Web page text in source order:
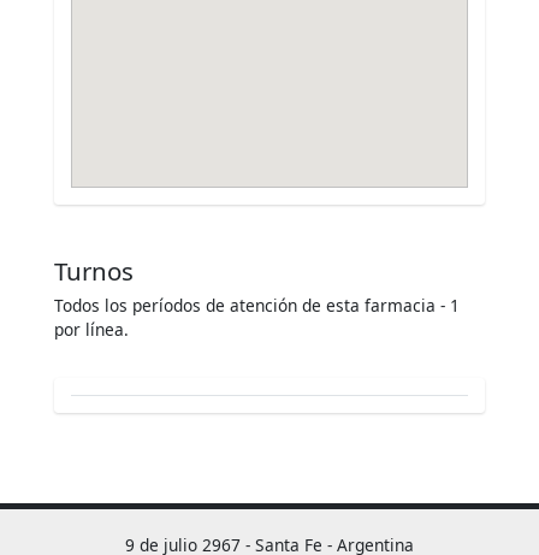
Turnos
Todos los períodos de atención de esta farmacia - 1
por línea.
9 de julio 2967 - Santa Fe - Argentina